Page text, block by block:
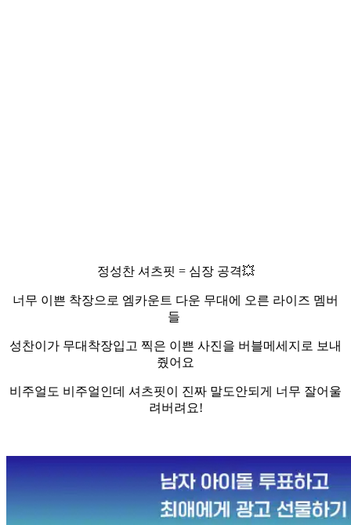
정성찬 셔츠핏 = 심장 공격💥
너무 이쁜 착장으로 엠카운트 다운 무대에 오른 라이즈 멤버
들
성찬이가 무대착장입고 찍은 이쁜 사진을 버블메세지로 보내
줬어요
비주얼도 비주얼인데 셔츠핏이 진짜 말도안되게 너무 잘어울
려버려요!